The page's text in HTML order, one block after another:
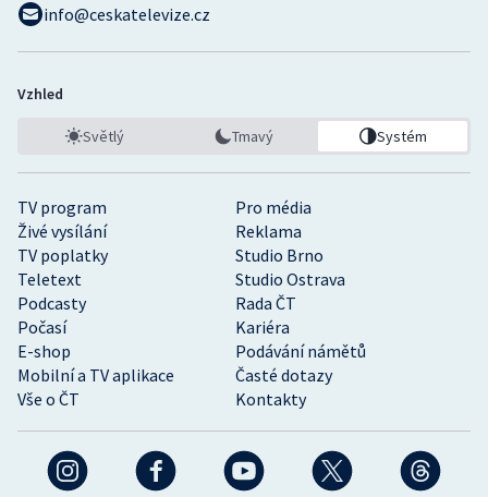
TV program
Pro média
Živé vysílání
Reklama
TV poplatky
Studio Brno
Teletext
Studio Ostrava
Podcasty
Rada ČT
Počasí
Kariéra
E-shop
Podávání námětů
Mobilní a TV aplikace
Časté dotazy
Vše o ČT
Kontakty
info@ceskatelevize.cz
Vzhled
Světlý Tmavý Systém